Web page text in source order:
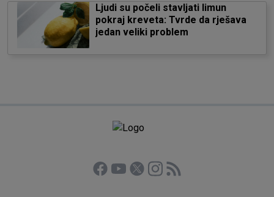
Ljudi su počeli stavljati limun
pokraj kreveta: Tvrde da rješava
jedan veliki problem